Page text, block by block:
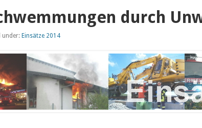
durch
under: Einsätze 2014